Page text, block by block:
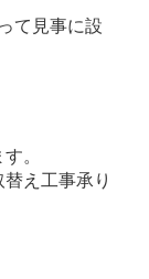
て見事に設
。
え工事承り